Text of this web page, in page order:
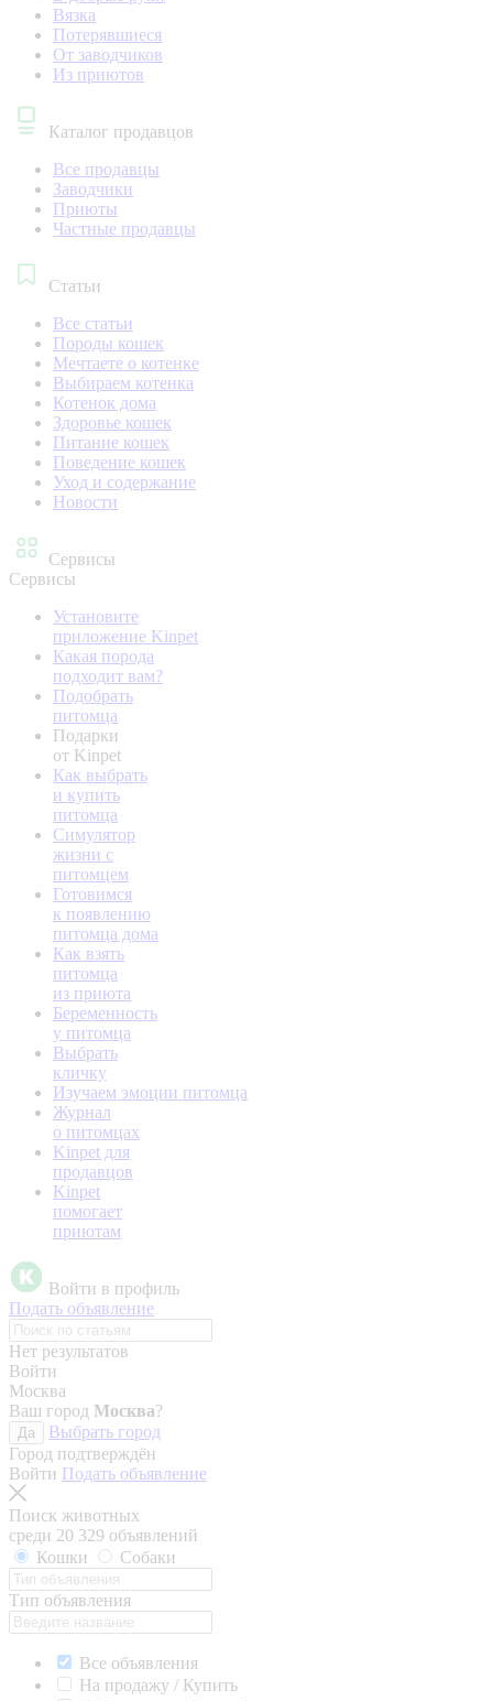
Вязка
Потерявшиеся
От заводчиков
Из приютов
Каталог продавцов
Все продавцы
Заводчики
Приюты
Частные продавцы
Статьи
Все статьи
Породы кошек
Мечтаете о котенке
Выбираем котенка
Котенок дома
Здоровье кошек
Питание кошек
Поведение кошек
Уход и содержание
Новости
Сервисы
Сервисы
Установите
приложение Kinpet
Какая порода
подходит вам?
Подобрать
питомца
Подарки
от Kinpet
Как выбрать
и купить
питомца
Симулятор
жизни с
питомцем
Готовимся
к появлению
питомца дома
Как взять
питомца
из приюта
Беременность
у питомца
Выбрать
кличку
Изучаем эмоции питомца
Журнал
о питомцах
Kinpet для
продавцов
Kinpet
помогает
приютам
Войти в профиль
Подать объявление
Нет результатов
Войти
Москва
Ваш город Москва?
Да
Выбрать город
Город подтверждён
Войти Подать объявление
Поиск животных
среди 20 329 объявлений
Кошки
Собаки
Тип объявления
Все объявления
На продажу / Купить